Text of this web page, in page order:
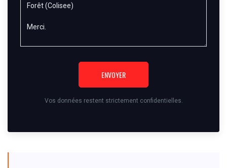
ENVOYER
Vos données restent strictement confidentielles.